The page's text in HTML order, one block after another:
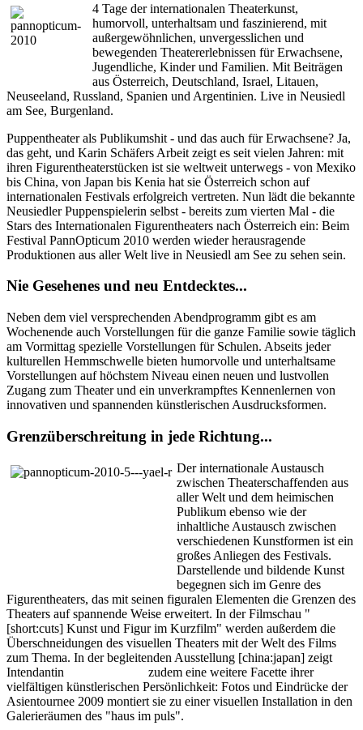
4 Tage der internationalen Theaterkunst,
humorvoll, unterhaltsam und faszinierend, mit
außergewöhnlichen, unvergesslichen und
bewegenden Theatererlebnissen für Erwachsene,
Jugendliche, Kinder und Familien. Mit Beiträgen
aus Österreich, Deutschland, Israel, Litauen,
Neuseeland, Russland, Spanien und Argentinien. Live in Neusiedl
am See, Burgenland.
Puppentheater als Publikumshit - und das auch für Erwachsene? Ja,
das geht, und Karin Schäfers Arbeit zeigt es seit vielen Jahren: mit
ihren Figurentheaterstücken ist sie weltweit unterwegs - von Mexiko
bis China, von Japan bis Kenia hat sie Österreich schon auf
internationalen Festivals erfolgreich vertreten. Nun lädt die bekannte
Neusiedler Puppenspielerin selbst - bereits zum vierten Mal - die
Stars des Internationalen Figurentheaters nach Österreich ein: Beim
Festival PannOpticum 2010 werden wieder herausragende
Produktionen aus aller Welt live in Neusiedl am See zu sehen sein.
Nie Gesehenes und neu Entdecktes...
Neben dem viel versprechenden Abendprogramm gibt es am
Wochenende auch Vorstellungen für die ganze Familie sowie täglich
am Vormittag spezielle Vorstellungen für Schulen. Abseits jeder
kulturellen Hemmschwelle bieten humorvolle und unterhaltsame
Vorstellungen auf höchstem Niveau einen neuen und lustvollen
Zugang zum Theater und ein unverkrampftes Kennenlernen von
innovativen und spannenden künstlerischen Ausdrucksformen.
Grenzüberschreitung in jede Richtung...
Der internationale Austausch
zwischen Theaterschaffenden aus
aller Welt und dem heimischen
Publikum ebenso wie der
inhaltliche Austausch zwischen
verschiedenen Kunstformen ist ein
großes Anliegen des Festivals.
Darstellende und bildende Kunst
begegnen sich im Genre des
Figurentheaters, das mit seinen figuralen Elementen die Grenzen des
Theaters auf spannende Weise erweitert. In der Filmschau "
[short:cuts] Kunst und Figur im Kurzfilm" werden außerdem die
Überschneidungen des visuellen Theaters mit der Welt des Films
zum Thema. In der begleitenden Ausstellung [china:japan] zeigt
Intendantin
zudem eine weitere Facette ihrer
vielfältigen künstlerischen Persönlichkeit: Fotos und Eindrücke der
Asientournee 2009 montiert sie zu einer visuellen Installation in den
Galerieräumen des "haus im puls".